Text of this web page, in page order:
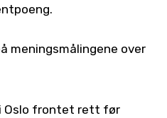
meningsmålingene over
Oslo frontet rett før